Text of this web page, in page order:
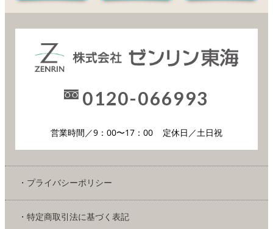
0120-066993
営業時間／9：00〜17：00 定休日／土日祝
・プライバシーポリシー
・特定商取引法に基づく表記